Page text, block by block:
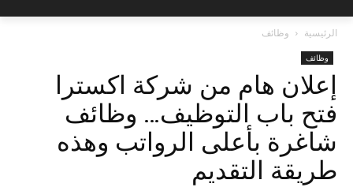
الرئيسية وظائف
وظائف
إعلان هام من شركة اكسترا
فتح باب التوظيف… وظائف
شاغرة بأعلى الرواتب وهذه
طريقة التقديم